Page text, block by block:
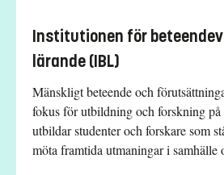
Institutionen för
lärande (IBL)
Mänskligt beteende och
fokus för utbildning och forskning
utbildar studenter och forskare som
möta framtida utmaningar i samhälle